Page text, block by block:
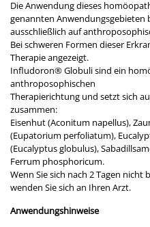
Die Anwendung dieses
genannten Anwendungsgebieten
ausschließlich auf
Bei schweren Formen dieser
Therapie angezeigt.
Infludoron® Globuli sind ein
anthroposophischen
Therapierichtung und setzt sich
zusammen:
Eisenhut (Aconitum napellus),
(Eupatorium perfoliatum),
(Eucalyptus globulus),
Ferrum phosphoricum.
Wenn Sie sich nach 2 Tagen
wenden Sie sich an Ihren Arzt.
Anwendungshinweise